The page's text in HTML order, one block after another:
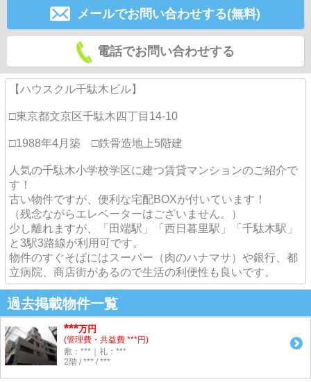
メールでお問い合わせする(無料)
電話でお問い合わせする
【ハウスクル千駄木ビル】
□東京都文京区千駄木四丁目14-10
□1988年4月築 □鉄骨造地上5階建
人気の千駄木小学校学区に建つ賃貸マンションのご紹介で
す！
古い物件ですが、便利な宅配BOXが付いています！
（残念ながらエレベーターはございません。）
少し離れますが、「田端駅」「西日暮里駅」「千駄木駅」
と3駅3路線が利用可です。
物件のすぐそばにはスーパー（肉のハナマサ）や銀行、都
立病院、商店街があるので生活の利便性も良いです。
過去掲載物件一覧
***万円
(管理費・共益費 ***円)
敷：***｜礼：***
2階 / *** / ***